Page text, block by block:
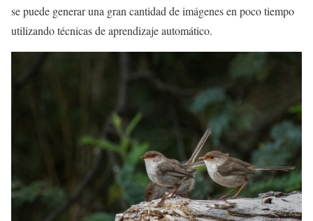
se puede generar una gran cantidad de imágenes en poco tiempo
utilizando técnicas de aprendizaje automático.